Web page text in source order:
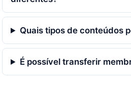
Quais tipos de conteúdos
É possível transferir